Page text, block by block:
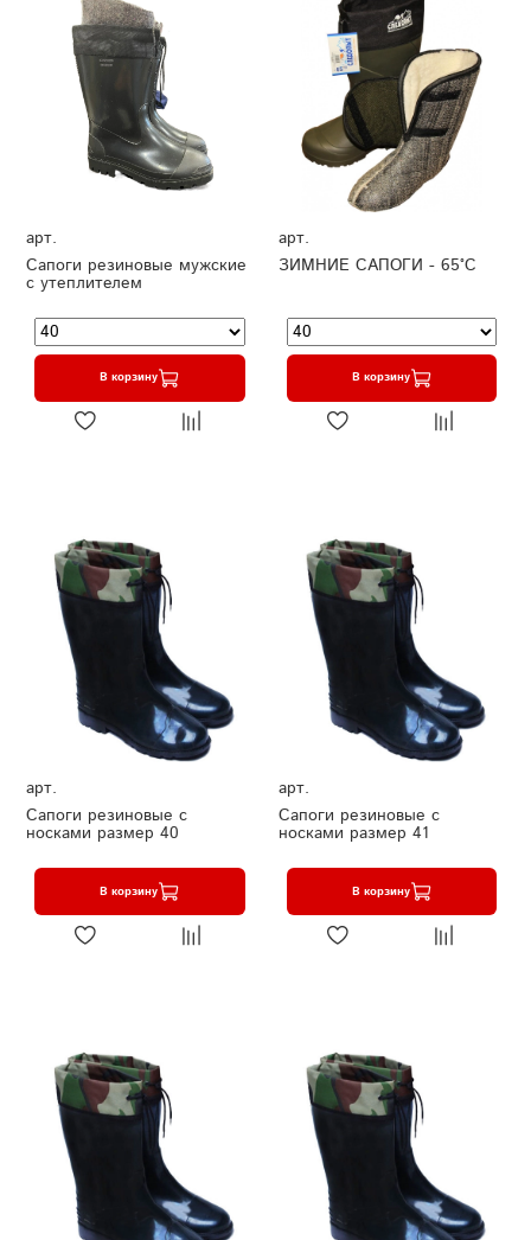
арт.
Сапоги резиновые мужские
с утеплителем
В корзину
арт.
ЗИМНИЕ САПОГИ - 65°C
В корзину
арт.
Сапоги резиновые с
носками размер 40
В корзину
арт.
Сапоги резиновые с
носками размер 41
В корзину